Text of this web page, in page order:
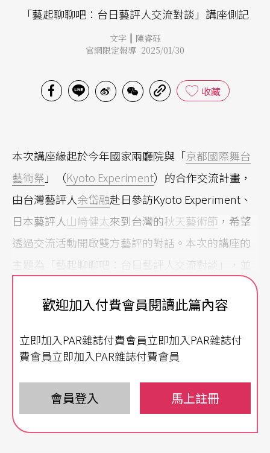
「藝起聊聊吧：台日藝評人交流對談」講座側記
文字 | 陳睿砡
官網限定報導 2025/01/30
收藏
本次講座緣起於今年國家兩廳院與「京都國際舞台
藝術祭 」（Kyoto Experiment）的合作交流計畫，
由台灣藝評人余岱融赴日參訪Kyoto Experiment、
日本藝評人山﨑健太來到台灣的秋天藝術節 ，希望
透過交流活動開啟雙方藝評的對話。本次的講座的
主題為「藝起聊聊吧：台日藝評人交流對談」，並
由余岱融、山﨑健太進行對談，分享他們在兩個藝
術節中看見藝評及創作實踐的不同樣貌。
希望改變的現狀：山﨑健太的藝術評論之路
的現狀，他從10年前開始從事藝術評論，5年前則開
始參與劇場的營運。在日本的藝術評論界，會經常
歡迎加入付費會員閱讀此篇內容
立即加入PAR雜誌付費會員立即加入PAR雜誌付
費會員立即加入PAR雜誌付費會員
會員登入 馬上註冊